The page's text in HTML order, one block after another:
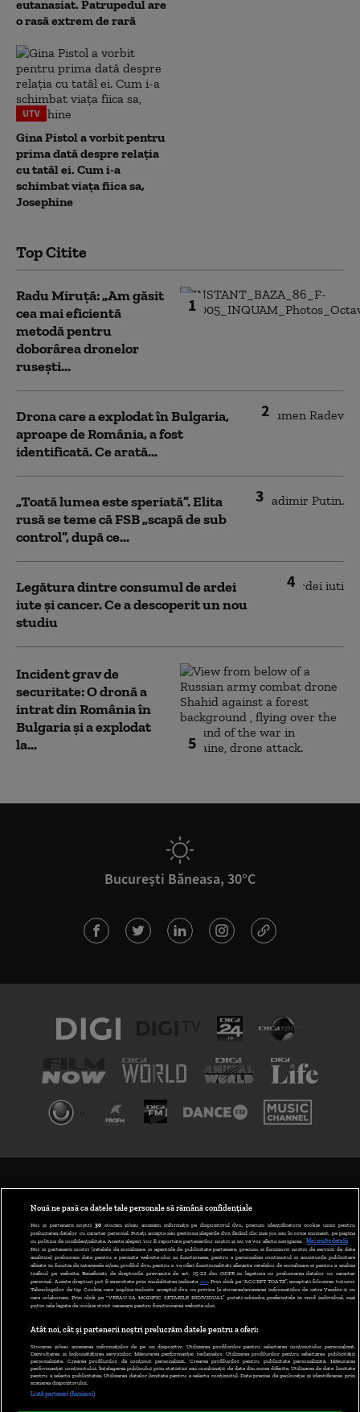
eutanasiat. Patrupedul are
o rasă extrem de rară
UTV
Gina Pistol a vorbit pentru
prima dată despre relația
cu tatăl ei. Cum i-a
schimbat viața fiica sa,
Josephine
Top Citite
1
Radu Miruță: „Am găsit
cea mai eficientă
metodă pentru
doborârea dronelor
rusești...
2
Drona care a explodat în Bulgaria,
aproape de România, a fost
identificată. Ce arată...
3
„Toată lumea este speriată”. Elita
rusă se teme că FSB „scapă de sub
control”, după ce...
4
Legătura dintre consumul de ardei
iute și cancer. Ce a descoperit un nou
studiu
5
Incident grav de
securitate: O dronă a
intrat din România în
Bulgaria şi a explodat
la...
București Băneasa, 30°C
ABONARE DIGI TV
GESTIONAȚI PREFERINȚELE
CODUL DIGI24
CAMERE WEB
CONTACT/INFO
Nouă ne pasă ca datele tale personale să rămână confidențiale
Noi și partenerii noștri 30stocăm și/sau accesăm informații pe dispozitivul dvs., precum identificatorii cookie unici pentru
prelucrarea datelor cu caracter personal. Puteți accepta sau gestiona alegerile dvs. făcând clic mai jos sau în orice moment, pe pagina
cu politica de confidențialitate. Aceste alegeri vor fi raportate partenerilor noștri și nu vă vor afecta navigarea.
Mai multe detalii
Noi si partenerii nostri (retelele de socializare si agentiile de publicitate partenere, precum si furnizorii nostri de servicii de date
analitice) prelucram date pentru a permite website-ului sa functioneze, pentru a personaliza continutul si anunturile publicitare
afisate in functie de interesele si/sau profilul dvs., pentru a va oferi functionalitati aferente retelelor de socializare si pentru a analiza
traficul pe website. Beneficiati de drepturile prevazute de art. 15-22 din GDPR in legatura cu prelucrarea datelor cu caracter
personal. Aceste drepturi pot fi exercitate prin modalitatea indicata aici. Prin click pe “ACCEPT TOATE”, acceptati folosirea tuturor
Tehnologiilor de tip Cookie, care implica inclusiv acceptul dvs. cu privire la stocarea/accesarea informatiilor de catre Vendor-ii cu
care colaboram. Prin click pe “VREAU SA MODIFIC SETARILE INDIVIDUAL” puteti schimba preferintele in mod individual, mai
putin cele legate de cookie strict necesare pentru functionarea website-ului.
Atât noi, cât și partenerii noștri prelucrăm datele pentru a oferi:
Stocarea și/sau accesarea informațiilor de pe un dispozitiv. Utilizarea profilurilor pentru selectarea conținutului personalizat.
Dezvoltarea și îmbunătățirea serviciilor. Măsurarea performanței reclamelor. Utilizarea profilurilor pentru selectarea publicității
personalizate. Crearea profilurilor de conținut personalizat. Crearea profilurilor pentru publicitate personalizată. Măsurarea
performanței conținutului. Înțelegerea publicului prin statistici sau combinații de date din surse diferite. Utilizarea de date limitate
pentru a selecta publicitatea. Utilizarea datelor limitate pentru a selecta conținutul. Date precise de geolocație și identificarea prin
scanarea dispozitivului.
Listă parteneri (furnizori)